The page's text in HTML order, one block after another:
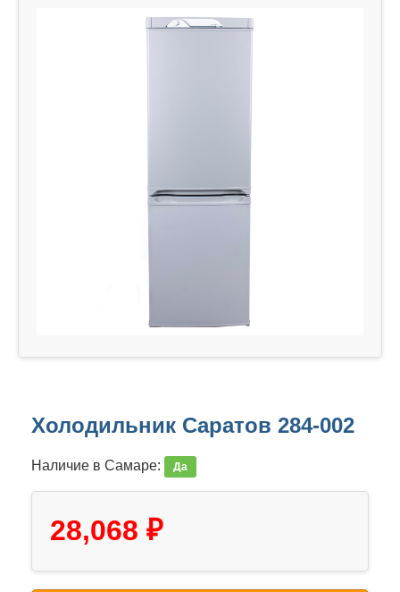
Холодильник Саратов 284-002
Наличие в Самаре: Да
28,068 ₽